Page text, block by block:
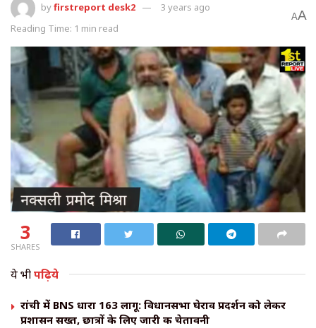
byfirstreport desk2
3 years ago
Reading Time: 1 min read
AA
3
SHARES
ये भीपढ़िये
रांची में BNS धारा 163 लागू: विधानसभा घेराव प्रदर्शन को लेकर
प्रशासन सख्त, छात्रों के लिए जारी की चेतावनी